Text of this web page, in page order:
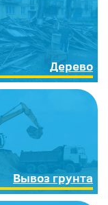
Дерево
Вывоз грунта